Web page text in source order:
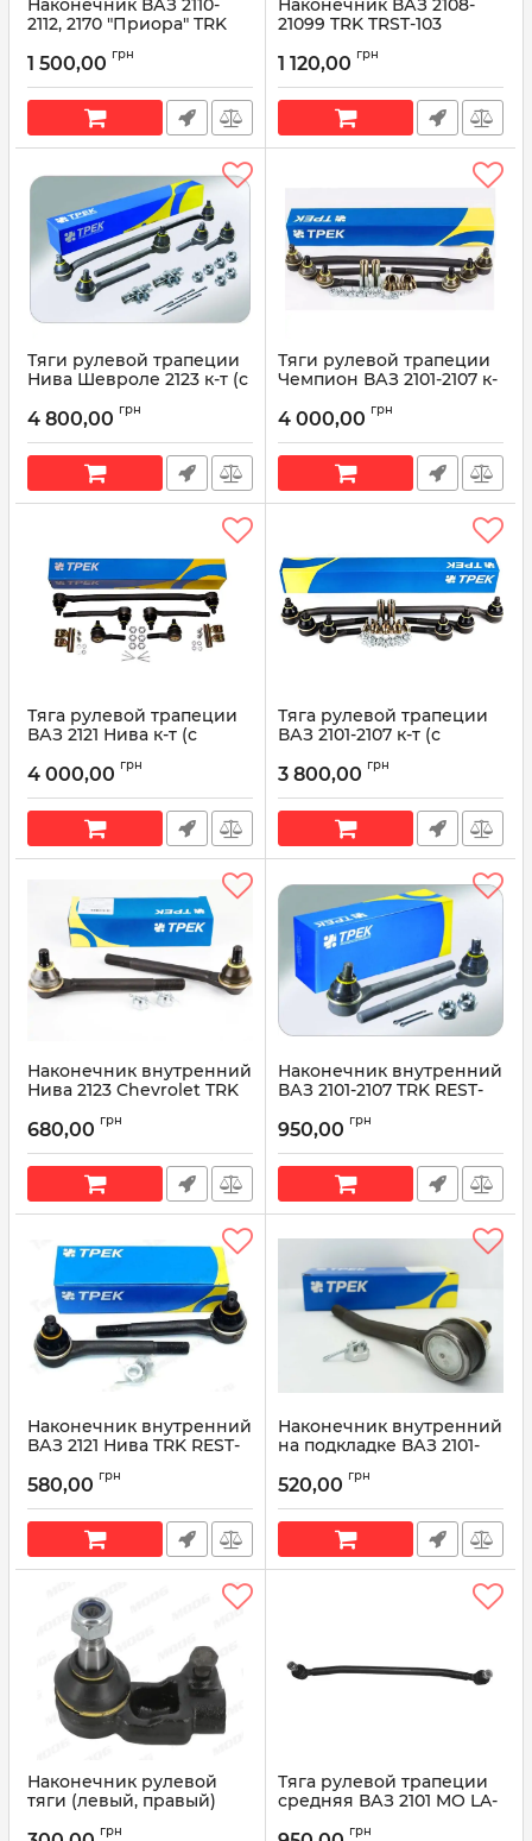
Наконечник ВАЗ 2110-
2112, 2170 "Приора" TRK
Артикул: TRST-106
1 500,00 грн
Наконечник ВАЗ 2108-
21099 TRK TRST-103
1 120,00 грн
Тяги рулевой трапеции
Нива Шевроле 2123 к-т (с
110
Артикул: ST70-110
4 800,00 грн
Тяги рулевой трапеции
Чемпион ВАЗ 2101-2107 к-
ST70-106
Артикул: ST70-106
4 000,00 грн
Тяга рулевой трапеции
ВАЗ 2121 Нива к-т (с
103
Артикул: ST70-103
4 000,00 грн
Тяга рулевой трапеции
ВАЗ 2101-2107 к-т (с
101
Артикул: ST70-101
3 800,00 грн
Наконечник внутренний
Нива 2123 Chevrolet TRK
Артикул: RЕST-105
680,00 грн
Наконечник внутренний
ВАЗ 2101-2107 TRK REST-
Артикул: RЕST-101
950,00 грн
Наконечник внутренний
ВАЗ 2121 Нива TRK REST-
Артикул: REST-104
580,00 грн
Наконечник внутренний
на подкладке ВАЗ 2101-
правый TRK RE70-101
Артикул: RE70-101
520,00 грн
Наконечник рулевой
тяги (левый, правый)
грн
Тяга рулевой трапеции
средняя ВАЗ 2101 MO LA-
грн